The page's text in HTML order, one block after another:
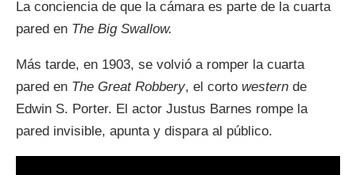
La conciencia de que la cámara es parte de la cuarta
pared en The Big Swallow.
Más tarde, en 1903, se volvió a romper la cuarta
pared en The Great Robbery, el corto western de
Edwin S. Porter. El actor Justus Barnes rompe la
pared invisible, apunta y dispara al público.